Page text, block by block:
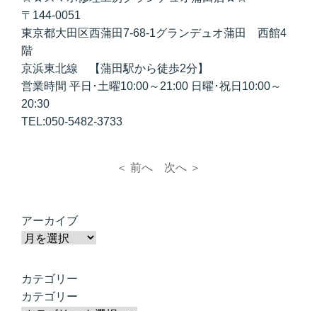
〒144-0051
東京都大田区西蒲田7-68-1グランデュオ蒲田 西館4
階
京浜東北線 【蒲田駅から徒歩2分】
営業時間 平日･土曜10:00～21:00 日曜･祝日10:00～
20:30
TEL:050-5482-3733
＜ 前へ 次へ ＞
アーカイブ
カテゴリー
カテゴリー